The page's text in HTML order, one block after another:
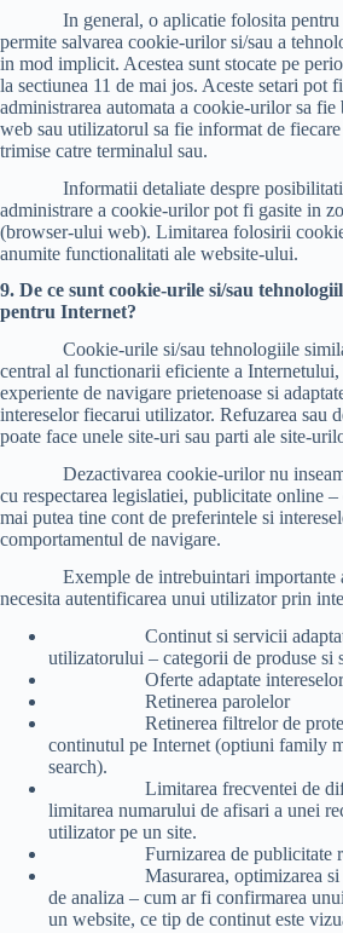
In general, o aplicatie folosita pentru
permite salvarea cookie-urilor si/sau a
in mod implicit. Acestea sunt stocate pe
la sectiunea 11 de mai jos. Aceste setari pot
administrarea automata a cookie-urilor sa
web sau utilizatorul sa fie informat de
trimise catre terminalul sau.
Informatii detaliate despre
administrare a cookie-urilor pot fi gasite in
(browser-ului web). Limitarea folosirii
anumite functionalitati ale website-ului.
9. De ce sunt cookie-urile si/sau
pentru Internet?
Cookie-urile si/sau tehnologiile
central al functionarii eficiente a Internetului,
experiente de navigare prietenoase si
intereselor fiecarui utilizator. Refuzarea sau
poate face unele site-uri sau parti ale site-
Dezactivarea cookie-urilor nu
cu respectarea legislatiei, publicitate online –
mai putea tine cont de preferintele si
comportamentul de navigare.
Exemple de intrebuintari importante
necesita autentificarea unui utilizator prin
Continut si servicii adaptate
utilizatorului – categorii de produse si
Oferte adaptate intereselor
Retinerea parolelor
Retinerea filtrelor de
continutul pe Internet (optiuni family
search).
Limitarea frecventei de
limitarea numarului de afisari a unei
utilizator pe un site.
Furnizarea de publicitate
Masurarea, optimizarea si
de analiza – cum ar fi confirmarea
un website, ce tip de continut este